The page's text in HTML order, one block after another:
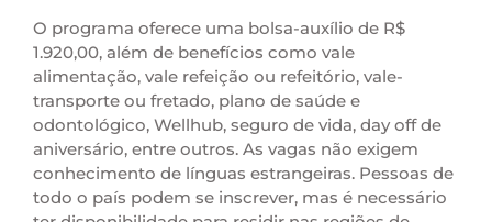
O programa oferece uma bolsa-auxílio de R$
1.920,00, além de benefícios como vale
alimentação, vale refeição ou refeitório, vale-
transporte ou fretado, plano de saúde e
odontológico, Wellhub, seguro de vida, day off de
aniversário, entre outros. As vagas não exigem
conhecimento de línguas estrangeiras. Pessoas de
todo o país podem se inscrever, mas é necessário